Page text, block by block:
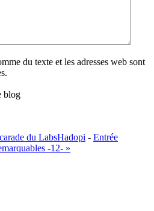
du texte et les adresses web sont
blog
du LabsHadopi - Entrée
-12- »